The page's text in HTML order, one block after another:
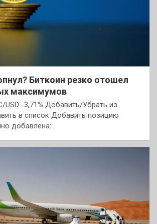
Биткоин резко отошел
максимумов
-3,71% Добавить/Убрать из
в список Добавить позицию
добавлена:…